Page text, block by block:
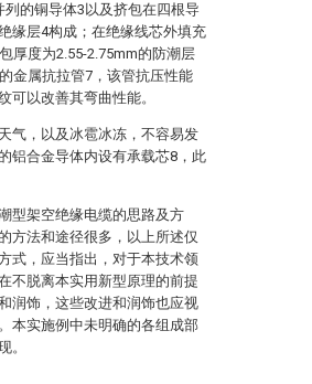
的铜导体3以及挤包在四根导
缘层4构成；在绝缘线芯外填充
厚度为2.55-2.75mm的防潮层
金属抗拉管7，该管抗压性能
可以改善其弯曲性能。
气，以及冰雹冰冻，不容易发
铝合金导体内设有承载芯8，此
型架空绝缘电缆的思路及方
方法和途径很多，以上所述仅
式，应当指出，对于本技术领
不脱离本实用新型原理的前提
润饰，这些改进和润饰也应视
本实施例中未明确的各组成部
。